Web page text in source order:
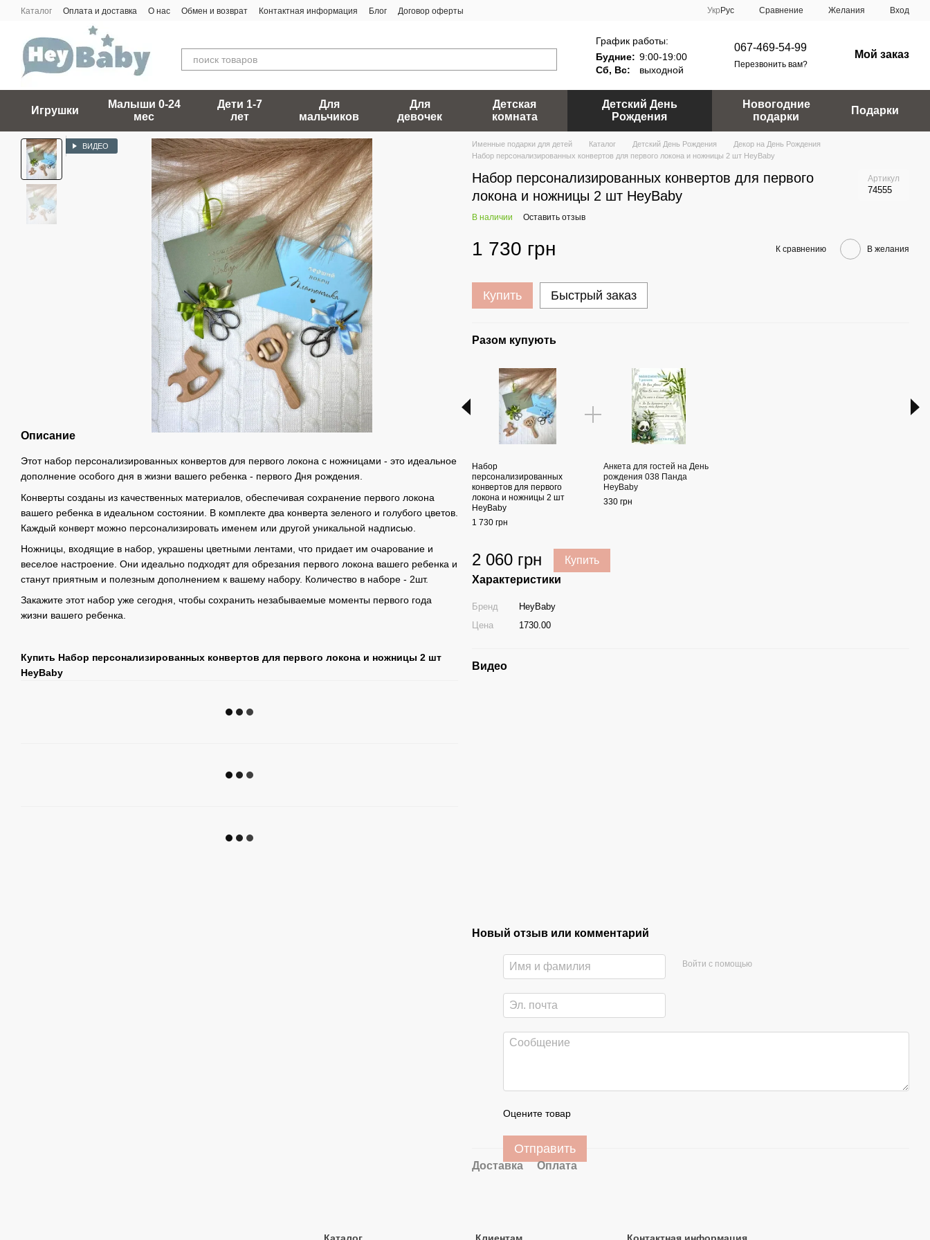
Перейти к основному контенту
Каталог Оплата и доставка О нас Обмен и возврат Контактная информация Блог Договор оферты Укр Рус Сравнение Желания Вход
График работы:
Будние: 9:00-19:00
Сб, Вс:
выходной
067-469-54-99
Перезвонить вам?
Мой заказ
Игрушки
Малыши 0-24
мес
Дети 1-7
лет
Для
мальчиков
Для
девочек
Детская
комната
Детский День
Рождения
Новогодние
подарки
Подарки
ВИДЕО
Описание
Этот набор персонализированных конвертов для первого локона с ножницами - это идеальное
дополнение особого дня в жизни вашего ребенка - первого Дня рождения.
Конверты созданы из качественных материалов, обеспечивая сохранение первого локона
вашего ребенка в идеальном состоянии. В комплекте два конверта зеленого и голубого цветов.
Каждый конверт можно персонализировать именем или другой уникальной надписью.
Ножницы, входящие в набор, украшены цветными лентами, что придает им очарование и
веселое настроение. Они идеально подходят для обрезания первого локона вашего ребенка и
станут приятным и полезным дополнением к вашему набору. Количество в наборе - 2шт.
Закажите этот набор уже сегодня, чтобы сохранить незабываемые моменты первого года
жизни вашего ребенка.
Купить Набор персонализированных конвертов для первого локона и ножницы 2 шт
HeyBaby
Именные подарки для детей Каталог Детский День Рождения
Декор на День Рождения
Набор персонализированных конвертов для первого локона и ножницы 2 шт HeyBaby
Набор персонализированных конвертов для первого
локона и ножницы 2 шт HeyBaby
Артикул
74555
В наличии Оставить отзыв
1 730 грн К сравнению В желания
Купить Быстрый заказ
Разом купують
Набор
персонализированных
конвертов для первого
локона и ножницы 2 шт
HeyBaby
1 730 грн
Анкета для гостей на День
рождения 038 Панда
HeyBaby
330 грн
2 060 грн Купить
Характеристики
Бренд
HeyBaby
Цена
1730.00
Видео
Новый отзыв или комментарий
Войти с помощью
Оцените товар
Отправить
Доставка Оплата